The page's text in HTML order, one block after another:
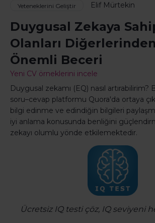
Yeteneklerini Geliştir Elif Mürtekin
Duygusal Zekaya
Olanları
Önemli Beceri
Yeni CV örneklerini incele
Duygusal zekamı (EQ) nasıl artırabilirim?
soru–cevap platformu Quora'da ortaya
bilgi edinme ve edindiğin bilgileri
iyi anlama konusunda benliğini
zekayı olumlu yönde etkilemektedir.
Ücretsiz IQ testi çöz, IQ seviyeni